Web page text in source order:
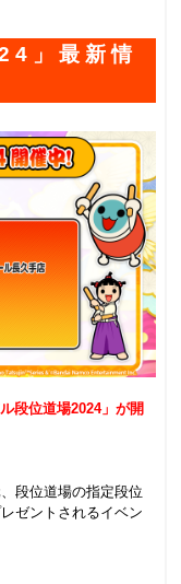
」最新情
ル段位道場2024」が開
段位道場の指定段位
ゼントされるイベン